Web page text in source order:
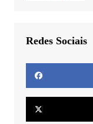
Redes Sociais